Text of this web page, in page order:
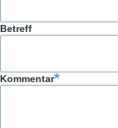
Betreff
Kommentar